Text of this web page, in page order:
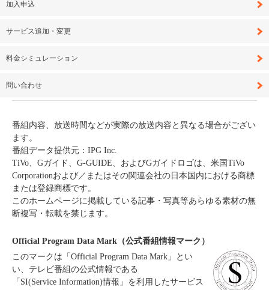
加入申込
サービス追加・変更
料金シミュレーション
問い合わせ
番組内容、放送時間などが実際の放送内容と異なる場合がござい
ます。
番組データ提供元：IPG Inc.
TiVo、Gガイド、G-GUIDE、およびGガイドロゴは、米国TiVo
Corporationおよび／またはその関連会社の日本国内における商標
または登録商標です。
このホームページに掲載している記事・写真等あらゆる素材の無
断複写・転載を禁じます。
Official Program Data Mark（公式番組情報マーク）
このマークは「Official Program Data Mark」とい
い、テレビ番組の公式情報である
「SI(Service Information)情報」を利用したサービス